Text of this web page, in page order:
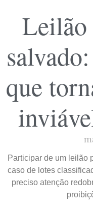
Leilão
que
Participar de um leilão
caso de lotes
preciso atenção